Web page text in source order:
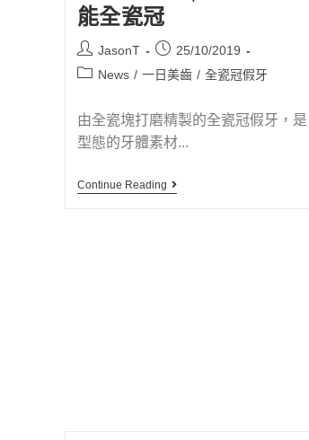
能全瓷冠
JasonT
25/10/2019
News / 一日美齒 / 全瓷冠假牙
由全瓷塊打磨精製的全瓷冠假牙，
型態的牙體素材...
Continue Reading